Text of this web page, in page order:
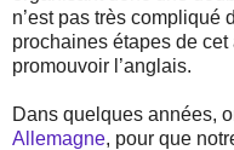
n’est pas très compliqué
prochaines étapes de
promouvoir l’anglais.
Dans quelques années,
Allemagne, pour que